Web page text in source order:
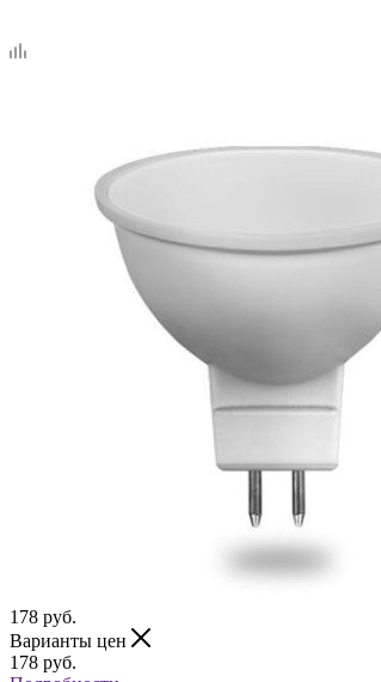
178 руб.
Варианты цен
178 руб.